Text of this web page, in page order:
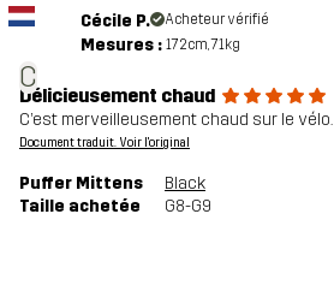
C
Cécile P. Acheteur vérifié
Mesures : 172cm, 71kg
Délicieusement chaud
C’est merveilleusement chaud sur le vélo.
Document traduit. Voir l'original
Puffer Mittens
Black
Taille achetée
G8-G9